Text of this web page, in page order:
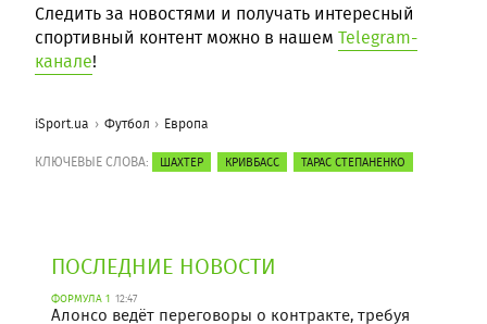
Следить за новостями и получать интересный
спортивный контент можно в нашем Telegram-
канале!
iSport.ua Футбол Европа
КЛЮЧЕВЫЕ СЛОВА: ШАХТЕР КРИВБАСС ТАРАС СТЕПАНЕНКО
ПОСЛЕДНИЕ НОВОСТИ
ФОРМУЛА 1 12:47
Алонсо ведёт переговоры о контракте, требуя